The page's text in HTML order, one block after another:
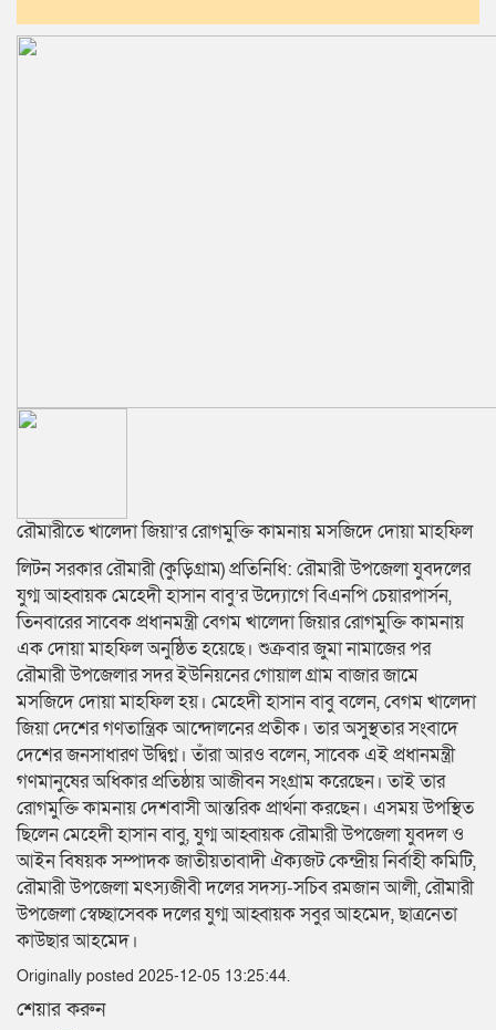
রৌমারীতে খালেদা জিয়া’র রোগমুক্তি কামনায় মসজিদে দোয়া মাহফিল
লিটন সরকার রৌমারী (কুড়িগ্রাম) প্রতিনিধি: রৌমারী উপজেলা যুবদলের
যুগ্ম আহ্বায়ক মেহেদী হাসান বাবু’র উদ্যোগে বিএনপি চেয়ারপার্সন,
তিনবারের সাবেক প্রধানমন্ত্রী বেগম খালেদা জিয়ার রোগমুক্তি কামনায়
এক দোয়া মাহফিল অনুষ্ঠিত হয়েছে। শুক্রবার জুমা নামাজের পর
রৌমারী উপজেলার সদর ইউনিয়নের গোয়াল গ্ৰাম বাজার জামে
মসজিদে দোয়া মাহফিল হয়। মেহেদী হাসান বাবু বলেন, বেগম খালেদা
জিয়া দেশের গণতান্ত্রিক আন্দোলনের প্রতীক। তার অসুস্থতার সংবাদে
দেশের জনসাধারণ উদ্বিগ্ন। তাঁরা আরও বলেন, সাবেক এই প্রধানমন্ত্রী
গণমানুষের অধিকার প্রতিষ্ঠায় আজীবন সংগ্রাম করেছেন। তাই তার
রোগমুক্তি কামনায় দেশবাসী আন্তরিক প্রার্থনা করছেন। এসময় উপস্থিত
ছিলেন মেহেদী হাসান বাবু, যুগ্ম আহ্বায়ক রৌমারী উপজেলা যুবদল ও
আইন বিষয়ক সম্পাদক জাতীয়তাবাদী ঐক্যজট কেন্দ্রীয় নির্বাহী কমিটি,
রৌমারী উপজেলা মৎস্যজীবী দলের সদস্য-সচিব রমজান আলী, রৌমারী
উপজেলা স্বেচ্ছাসেবক দলের যুগ্ম আহ্বায়ক সবুর আহমেদ, ছাত্রনেতা
কাউছার আহমেদ।
Originally posted 2025-12-05 13:25:44.
শেয়ার করুন